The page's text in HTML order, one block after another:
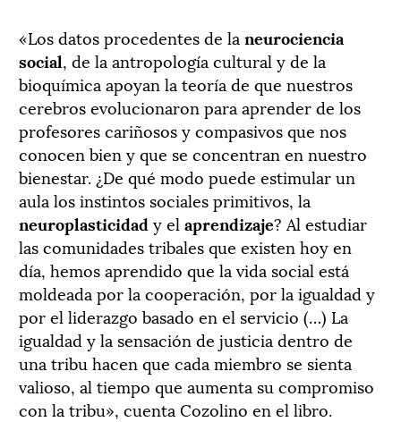
«Los datos procedentes de la neurociencia
social, de la antropología cultural y de la
bioquímica apoyan la teoría de que nuestros
cerebros evolucionaron para aprender de los
profesores cariñosos y compasivos que nos
conocen bien y que se concentran en nuestro
bienestar. ¿De qué modo puede estimular un
aula los instintos sociales primitivos, la
neuroplasticidad y el aprendizaje? Al estudiar
las comunidades tribales que existen hoy en
día, hemos aprendido que la vida social está
moldeada por la cooperación, por la igualdad y
por el liderazgo basado en el servicio (…) La
igualdad y la sensación de justicia dentro de
una tribu hacen que cada miembro se sienta
valioso, al tiempo que aumenta su compromiso
con la tribu», cuenta Cozolino en el libro.